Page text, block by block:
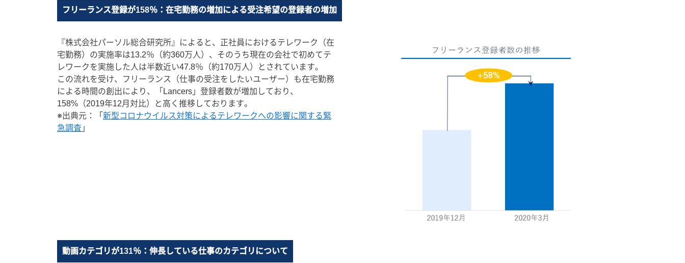
フリーランス登録が158％：在宅勤務の増加による受注希望の登録者の増加
『株式会社パーソル総合研究所』によると、正社員におけるテレワーク（在
宅勤務）の実施率は13.2％（約360万人）、そのうち現在の会社で初めてテ
レワークを実施した人は半数近い47.8％（約170万人）とされています。
この流れを受け、フリーランス（仕事の受注をしたいユーザー）も在宅勤務
による時間の創出により、「Lancers」登録者数が増加しており、
158%（2019年12月対比）と高く推移しております。
※出典元：「 新型コロナウイルス対策によるテレワークへの影響に関する緊
急調査 」
動画カテゴリが131％：伸長している仕事のカテゴリについて